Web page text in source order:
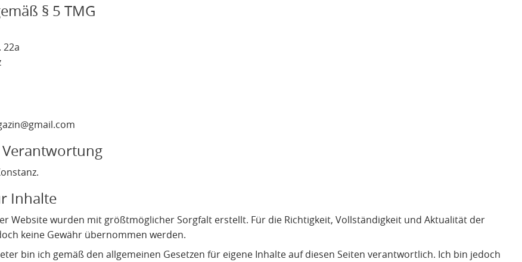
§ 5 TMG
22a
Inhalte
Website wurden mit größtmöglicher Sorgfalt erstellt. Für die Richtigkeit, Vollständigkeit und Aktualität der
keine Gewähr übernommen werden.
bin ich gemäß den allgemeinen Gesetzen für eigene Inhalte auf diesen Seiten verantwortlich. Ich bin jedoch